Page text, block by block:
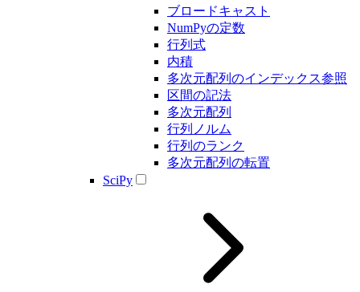
ブロードキャスト
NumPyの定数
行列式
内積
多次元配列のインデックス参照
区間の記法
多次元配列
行列ノルム
行列のランク
多次元配列の転置
SciPy